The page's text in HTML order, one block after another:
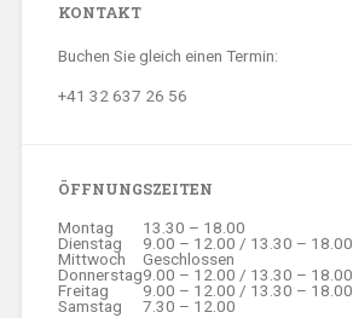
KONTAKT
Buchen Sie gleich einen Termin:
+41 32 637 26 56
ÖFFNUNGSZEITEN
Montag
13.30 – 18.00
Dienstag
9.00 – 12.00 / 13.30 – 18.00
Mittwoch
Geschlossen
Donnerstag9.00 – 12.00 / 13.30 – 18.00
Freitag
9.00 – 12.00 / 13.30 – 18.00
Samstag
7.30 – 12.00